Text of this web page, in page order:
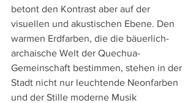
betont den Kontrast aber auf der
visuellen und akustischen Ebene. Den
warmen Erdfarben, die die bäuerlich-
archaische Welt der Quechua-
Gemeinschaft bestimmen, stehen in der
Stadt nicht nur leuchtende Neonfarben
und der Stille moderne Musik